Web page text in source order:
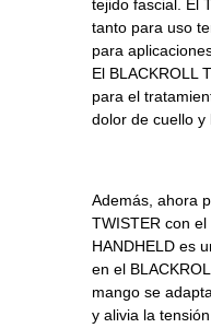
tejido fascial. El
tanto para uso
para
El BLACKROLL
para el
dolor de cuello y
Además, ahora
TWISTER con el
HANDHELD es
en el
mango se
y alivia la